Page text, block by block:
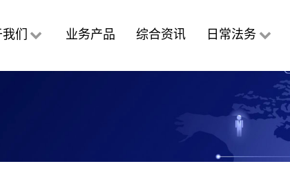
们 业务产品 综合资讯 日常法务